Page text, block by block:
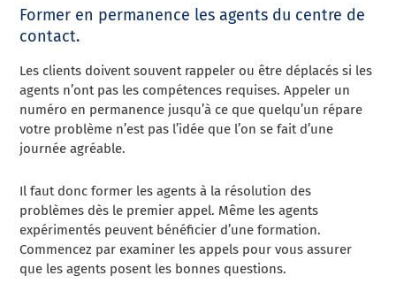
Former en permanence les agents du centre de
contact.
Les clients doivent souvent rappeler ou être déplacés si les
agents n’ont pas les compétences requises. Appeler un
numéro en permanence jusqu’à ce que quelqu’un répare
votre problème n’est pas l’idée que l’on se fait d’une
journée agréable.
Il faut donc former les agents à la résolution des
problèmes dès le premier appel. Même les agents
expérimentés peuvent bénéficier d’une formation.
Commencez par examiner les appels pour vous assurer
que les agents posent les bonnes questions.